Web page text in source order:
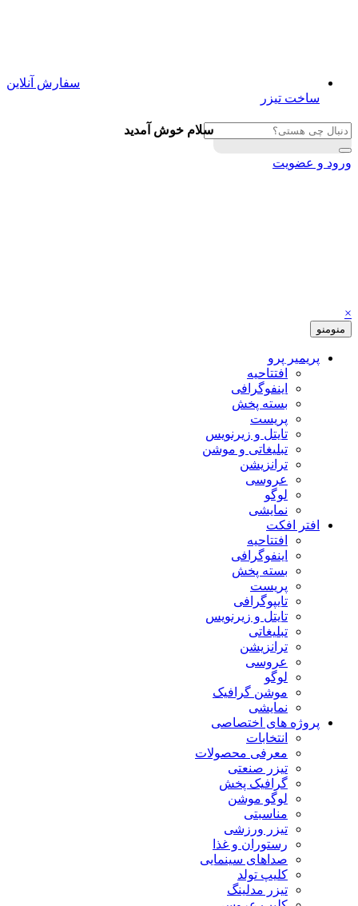
سفارش آنلاین
ساخت تیزر
سلام خوش آمدید
ورود و عضویت
×
منومنو
پریمیر پرو
افتتاحیه
اینفوگرافی
بسته پخش
پریست
تایتل و زیرنویس
تبلیغاتی و موشن
ترانزیشن
عروسی
لوگو
نمایشی
افتر افکت
افتتاحیه
اینفوگرافی
بسته پخش
پریست
تایپوگرافی
تایتل و زیرنویس
تبلیغاتی
ترانزیشن
عروسی
لوگو
موشن گرافیک
نمایشی
پروژه های اختصاصی
انتخابات
معرفی محصولات
تیزر صنعتی
گرافیک پخش
لوگو موشن
مناسبتی
تیزر ورزشی
رستوران و غذا
صداهای سینمایی
کلیپ تولد
تیزر مدلینگ